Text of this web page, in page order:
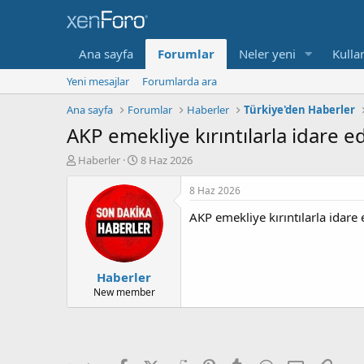
Ana sayfa Forumlar Neler yeni
Yeni mesajlar
Forumlarda ara
Ana sayfa
Forumlar Haberler Türkiye'den Haberler
AKP emekliye kırıntılarla idare
K
l
Haberler
B
ş
l
a
n
g
ı
ç
t
a
8 Haz 2026
Haberler
New member
8 Haz 2026
AKP emekliye kırıntılarla